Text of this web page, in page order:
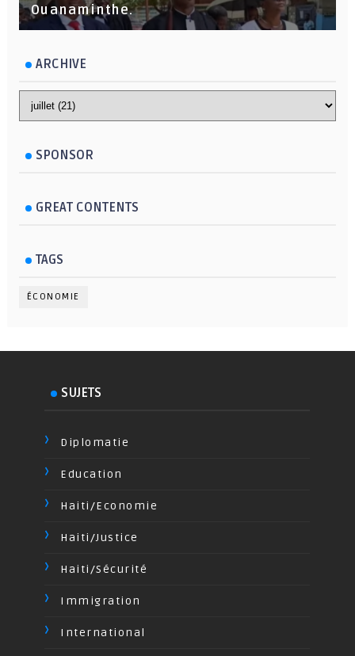
Ouanaminthe.
ARCHIVE
SPONSOR
GREAT CONTENTS
TAGS
ÉCONOMIE
SUJETS
Diplomatie
Education
Haiti/Economie
Haiti/Justice
Haiti/Sécurité
Immigration
International